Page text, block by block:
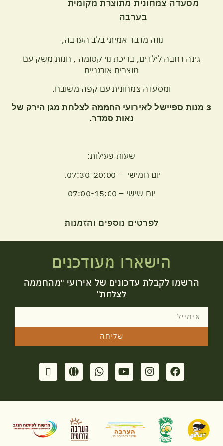
מסעדה צמחונית מתוצרת מקומית
בערבה
נווה מדבר אמיתי בלב הערבה,
גינה רחבה לילדים, בריכת נוי קסומה , חנות משק עם
מוצרים אורגניים
ומסעדה צמחונית עם קפה משובח.
3 מנות ספיישל לאירועי החממה לצלחת מגן הירק של
נאות סמדר.
שעות פעילות:
יום חמישי – 07:30-20:00.
יום שישי – 07:00-15:00
לפרטים נוספים והזמנות
הישארו מעודכנים
הרשמו לקבלת עדכונים של אירועי "מהחממה
לצלחת"
שליחה